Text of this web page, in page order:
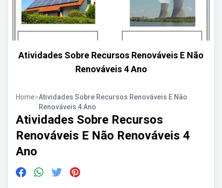
Atividades Sobre Recursos Renováveis E Não
Renováveis 4 Ano
Home>Atividades Sobre Recursos Renováveis E Não
Renováveis 4 Ano
Atividades Sobre Recursos
Renováveis E Não Renováveis 4
Ano